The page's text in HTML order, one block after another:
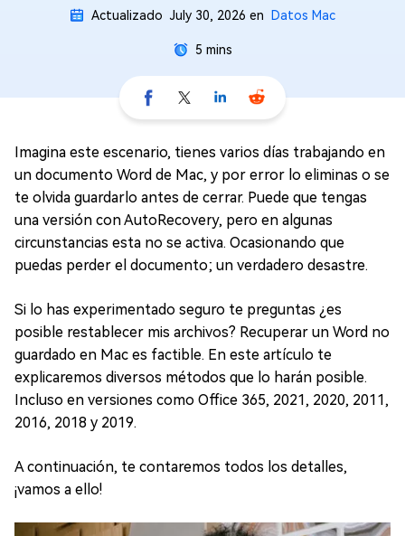
Actualizado July 30, 2026 en Datos Mac
5 mins
Imagina este escenario, tienes varios días trabajando en
un documento Word de Mac, y por error lo eliminas o se
te olvida guardarlo antes de cerrar. Puede que tengas
una versión con AutoRecovery, pero en algunas
circunstancias esta no se activa. Ocasionando que
puedas perder el documento; un verdadero desastre.
Si lo has experimentado seguro te preguntas ¿es
posible restablecer mis archivos? Recuperar un Word no
guardado en Mac es factible. En este artículo te
explicaremos diversos métodos que lo harán posible.
Incluso en versiones como Office 365, 2021, 2020, 2011,
2016, 2018 y 2019.
A continuación, te contaremos todos los detalles,
¡vamos a ello!